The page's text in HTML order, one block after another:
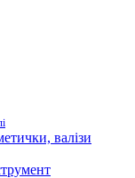
валізи